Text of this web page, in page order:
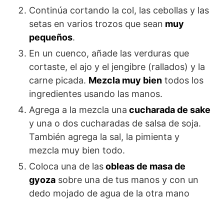
Continúa cortando la col, las cebollas y las
setas en varios trozos que sean muy
pequeños.
En un cuenco, añade las verduras que
cortaste, el ajo y el jengibre (rallados) y la
carne picada. Mezcla muy bien todos los
ingredientes usando las manos.
Agrega a la mezcla una cucharada de sake
y una o dos cucharadas de salsa de soja.
También agrega la sal, la pimienta y
mezcla muy bien todo.
Coloca una de lasobleas de masa de
gyoza sobre una de tus manos y con un
dedo mojado de agua de la otra mano